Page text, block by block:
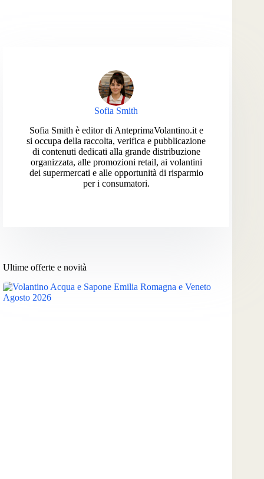
Sofia Smith
Sofia Smith è editor di AnteprimaVolantino.it e
si occupa della raccolta, verifica e pubblicazione
di contenuti dedicati alla grande distribuzione
organizzata, alle promozioni retail, ai volantini
dei supermercati e alle opportunità di risparmio
per i consumatori.
Ultime offerte e novità